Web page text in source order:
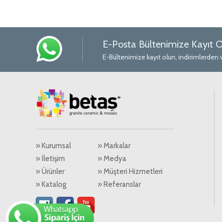
E-Posta Bültenimize Kayıt
E-Bültenimize kayıt olun, indirimlerden
» Kurumsal
» İletişim
» Ürünler
» Katalog
» Markalar
» Medya
» Müşteri Hizmetleri
» Referanslar